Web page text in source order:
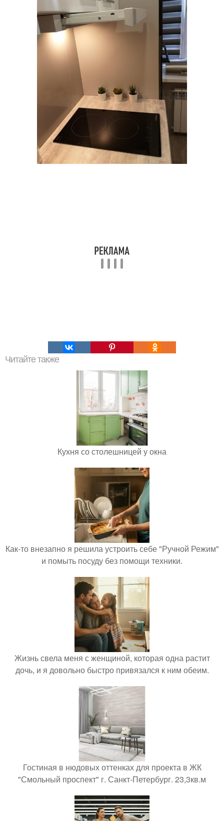
Читайте также
Кухня со столешницей у окна
Как-то внезапно я решила устроить себе "Ручной Режим"
и помыть посуду без помощи техники.
Жизнь свела меня с женщиной, которая одна растит
дочь, и я довольно быстро привязался к ним обеим.
Гостиная в нюдовых оттенках для проекта в ЖК
"Смольный проспект" г. Санкт-Петербург. 23,3кв.м